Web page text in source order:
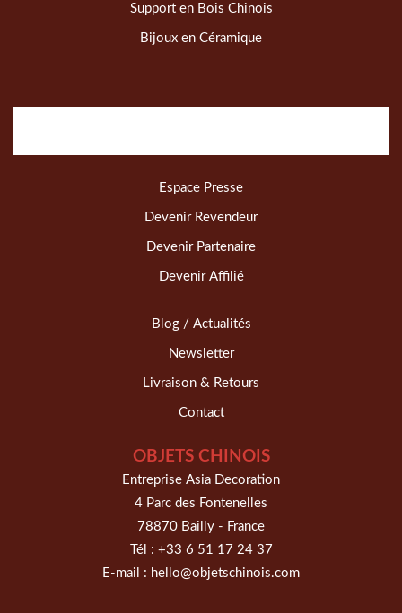
Support en Bois Chinois
Bijoux en Céramique
Espace Presse
Devenir Revendeur
Devenir Partenaire
Devenir Affilié
Blog / Actualités
Newsletter
Livraison & Retours
Contact
OBJETS CHINOIS
Entreprise Asia Decoration
4 Parc des Fontenelles
78870 Bailly - France
Tél : +33 6 51 17 24 37
E-mail : hello@objetschinois.com